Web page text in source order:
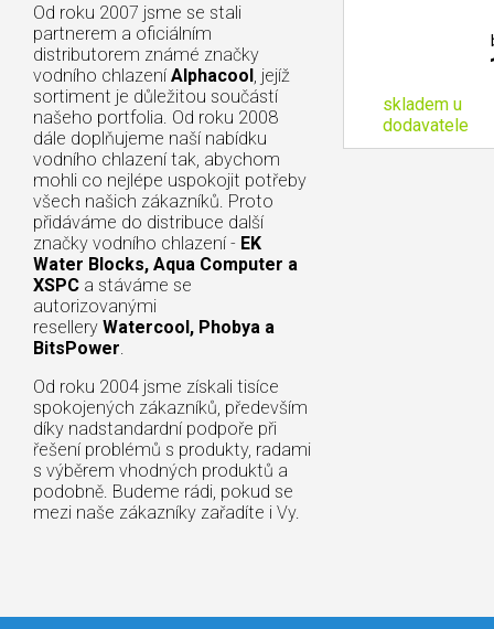
Od roku 2007 jsme se stali
partnerem a oficiálním
distributorem známé značky
vodního chlazení Alphacool, jejíž
sortiment je důležitou součástí
našeho portfolia. Od roku 2008
dále doplňujeme naší nabídku
vodního chlazení tak, abychom
mohli co nejlépe uspokojit potřeby
všech našich zákazníků. Proto
přidáváme do distribuce další
značky vodního chlazení - EK
Water Blocks, Aqua Computer a
XSPC a stáváme se
autorizovanými
resellery Watercool, Phobya a
BitsPower.
Od roku 2004 jsme získali tisíce
spokojených zákazníků, především
díky nadstandardní podpoře při
řešení problémů s produkty, radami
s výběrem vhodných produktů a
podobně. Budeme rádi, pokud se
mezi naše zákazníky zařadíte i Vy.
skladem u
dodavatele